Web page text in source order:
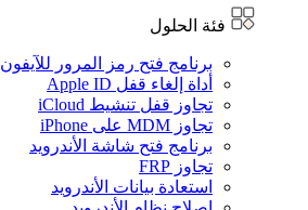
فئة الحلول
برنامج فتح رمز المرور للآيفون
أداة إلغاء قفل Apple ID
تجاوز قفل تنشيط iCloud
تجاوز MDM على iPhone
برنامج فتح شاشة الأندرويد
تجاوز FRP
استعادة بيانات الأندرويد